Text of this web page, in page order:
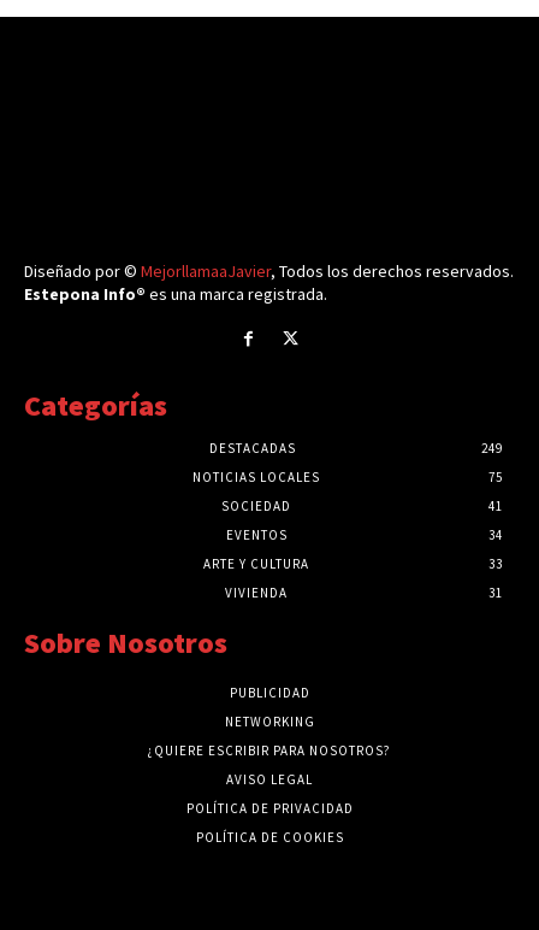
Diseñado por © MejorllamaaJavier, Todos los derechos reservados.
Estepona Info® es una marca registrada.
Categorías
DESTACADAS
249
NOTICIAS LOCALES
75
SOCIEDAD
41
EVENTOS
34
ARTE Y CULTURA
33
VIVIENDA
31
Sobre Nosotros
PUBLICIDAD
NETWORKING
¿QUIERE ESCRIBIR PARA NOSOTROS?
AVISO LEGAL
POLÍTICA DE PRIVACIDAD
POLÍTICA DE COOKIES